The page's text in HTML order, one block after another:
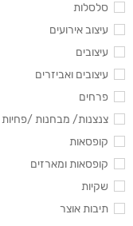
סלסלות
עיצוב אירועים
עיצובים
עיצובים ואביזרים
פרחים
צנצנות/ מבחנות /פחיות
קופסאות
קופסאות ומארזים
שקיות
תיבות אוצר